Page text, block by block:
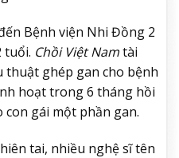
Bệnh viện Nhi Đồng 2
tuổi. Chồi Việt Namtài
ghép gan cho bệnh
hoạt trong 6 tháng hồi
con gái một phần gan.
tai, nhiều nghệ sĩ tên